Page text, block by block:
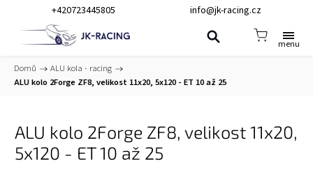
+420723445805 info@jk-racing.cz
Domů / ALU kola - racing /
ALU kolo 2Forge ZF8, velikost 11x20, 5x120 - ET 10 až 25
ALU kolo 2Forge ZF8, velikost 11x20,
5x120 - ET 10 až 25